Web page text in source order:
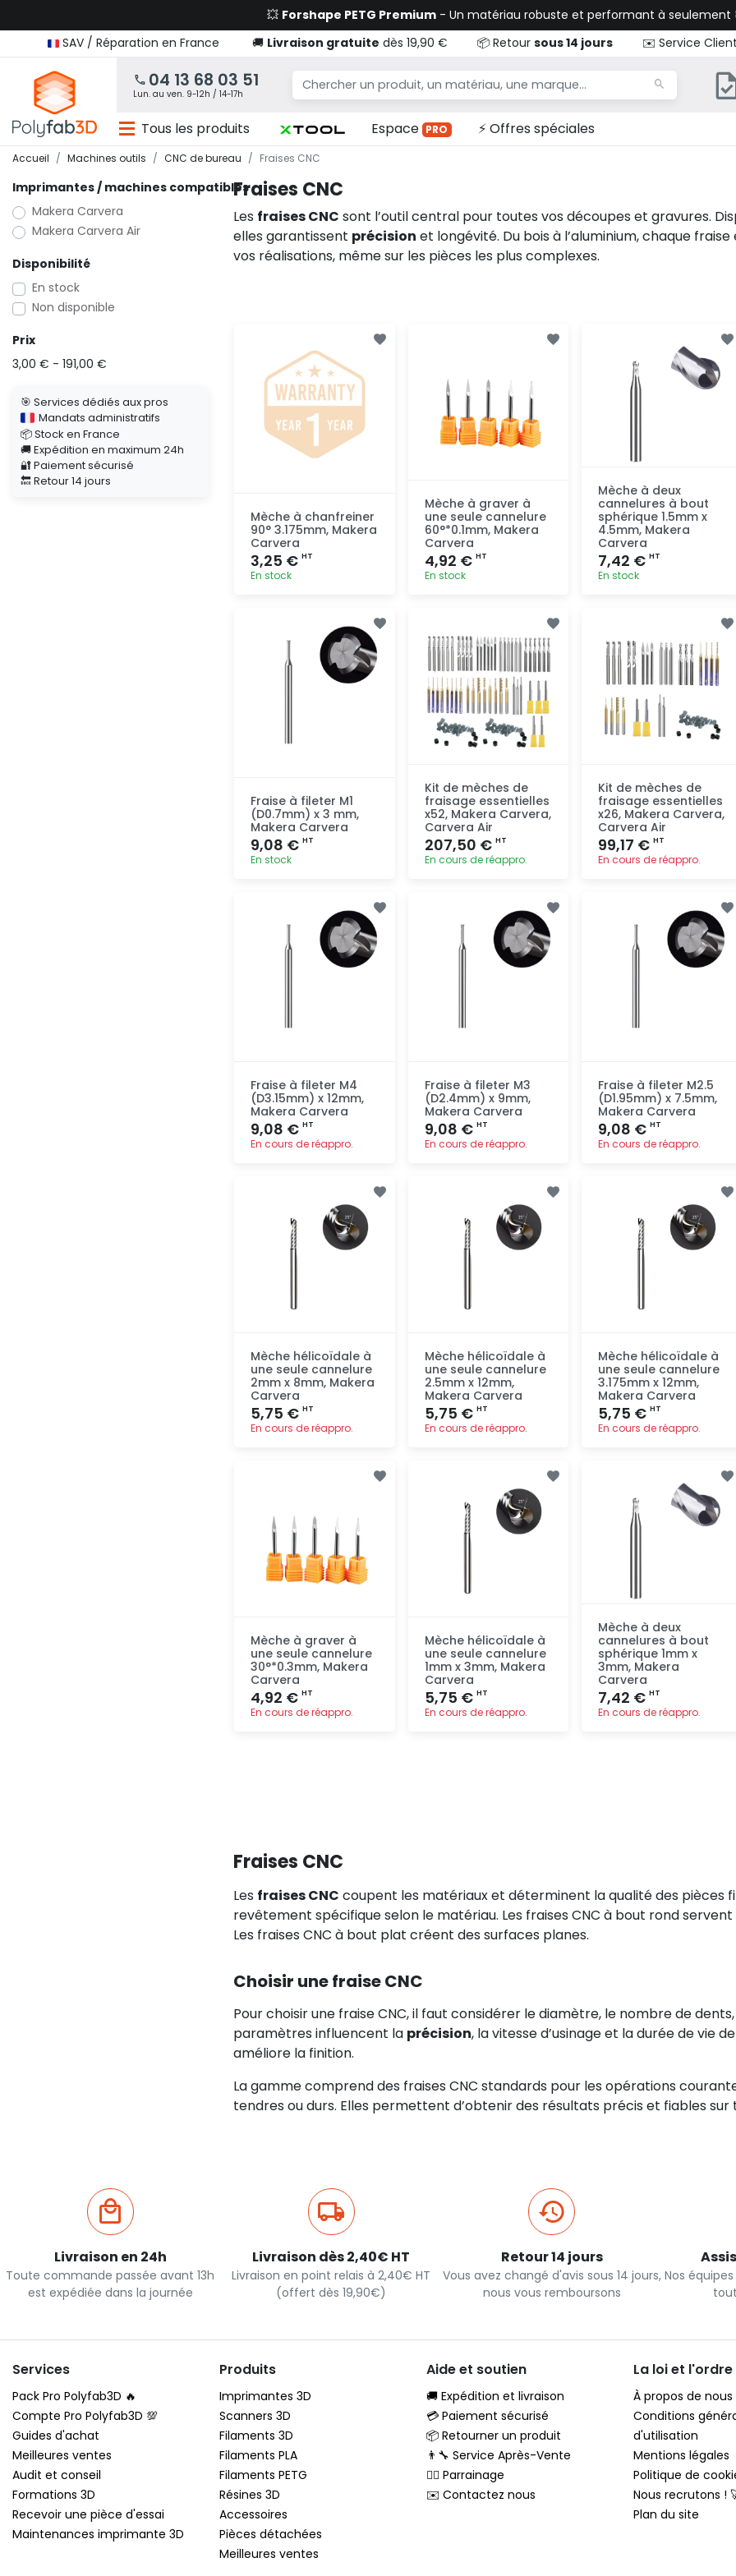
💥 Forshape PETG Premium - Un matériau robuste et performant à seulement
SAV / Réparation en France
🚚 Livraison gratuite dès 19,90 € 📦 Retour sous 14 jours ✉️ Service
04 13 68 03 51
Lun. au ven. 9-12h / 14-17h
Tous les produits Espace PRO ⚡ Offres spéciales
Accueil Machines outils CNC de bureau Fraises CNC
Imprimantes / machines compatibles
Makera Carvera
Makera Carvera Air
Disponibilité
En stock
Non disponible
Prix
3,00 € - 191,00 €
🎯 Services dédiés aux pros
Mandats administratifs
📦 Stock en France
🚚 Expédition en maximum 24h
🔐 Paiement sécurisé
🔙 Retour 14 jours
Fraises CNC
Les fraises CNC sont l’outil central pour toutes vos découpes et gravures.
elles garantissent précision et longévité. Du bois à l’aluminium, chaque
vos réalisations, même sur les pièces les plus complexes.
Mèche à chanfreiner
90° 3.175mm, Makera
Carvera
3,25 € HT
En stock
rapide
Mèche à graver à
une seule cannelure
60°*0.1mm, Makera
Carvera
4,92 € HT
En stock
Mèche à deux
cannelures à bout
sphérique 1.5mm x
4.5mm, Makera
Carvera
7,42 €HT
En stock
Fraise à fileter M1
(D0.7mm) x 3 mm,
Makera Carvera
9,08 € HT
En stock
rapide
Kit de mèches de
fraisage essentielles
x52, Makera Carvera,
Carvera Air
207,50 € HT
En cours de réappro.
rapide
Kit de mèches de
fraisage essentielles
x26, Makera Carvera,
Carvera Air
99,17 €HT
En cours de réappro.
rapide
Fraise à fileter M4
(D3.15mm) x 12mm,
Makera Carvera
9,08 € HT
En cours de réappro.
Fraise à fileter M3
(D2.4mm) x 9mm,
Makera Carvera
9,08 € HT
En cours de réappro.
Fraise à fileter M2.5
(D1.95mm) x 7.5mm,
Makera Carvera
9,08 €HT
En cours de réappro.
Mèche hélicoïdale à
une seule cannelure
2mm x 8mm, Makera
Carvera
5,75 € HT
En cours de réappro.
Mèche hélicoïdale à
une seule cannelure
2.5mm x 12mm,
Makera Carvera
5,75 € HT
En cours de réappro.
Mèche hélicoïdale à
une seule cannelure
3.175mm x 12mm,
Makera Carvera
5,75 €HT
En cours de réappro.
rapide
Mèche à graver à
une seule cannelure
30°*0.3mm, Makera
Carvera
4,92 € HT
En cours de réappro.
Mèche hélicoïdale à
une seule cannelure
1mm x 3mm, Makera
Carvera
5,75 € HT
En cours de réappro.
Mèche à deux
cannelures à bout
sphérique 1mm x
3mm, Makera
Carvera
7,42 €HT
En cours de réappro.
Fraises CNC
Les fraises CNC coupent les matériaux et déterminent la qualité des pièces
revêtement spécifique selon le matériau. Les fraises CNC à bout rond
Les fraises CNC à bout plat créent des surfaces planes.
Choisir une fraise CNC
Pour choisir une fraise CNC, il faut considérer le diamètre, le nombre de
paramètres influencent la précision, la vitesse d’usinage et la durée de vie
améliore la finition.
La gamme comprend des fraises CNC standards pour les opérations
tendres ou durs. Elles permettent d’obtenir des résultats précis et fiables sur
Livraison en 24h
Toute commande passée avant 13h
est expédiée dans la journée
Livraison dès 2,40€ HT
Livraison en point relais à 2,40€ HT
(offert dès 19,90€)
Retour 14 jours
Vous avez changé d'avis sous 14 jours,
nous vous remboursons
Nos
Services
Pack Pro Polyfab3D 🔥
Compte Pro Polyfab3D 💯
Guides d'achat
Meilleures ventes
Audit et conseil
Formations 3D
Recevoir une pièce d'essai
Maintenances imprimante 3D
Produits
Imprimantes 3D
Scanners 3D
Filaments 3D
Filaments PLA
Filaments PETG
Résines 3D
Accessoires
Pièces détachées
Meilleures ventes
Aide et soutien
🚚 Expédition et livraison
💳 Paiement sécurisé
📦 Retourner un produit
👨‍🔧 Service Après-Vente
🦸‍♂️ Parrainage
✉️ Contactez nous
La loi et l'ordre
À propos de nous
Conditions
d'utilisation
Mentions légales
Politique de
Nous recrutons !
Plan du site